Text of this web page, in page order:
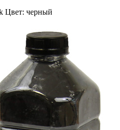
Цвет: черный